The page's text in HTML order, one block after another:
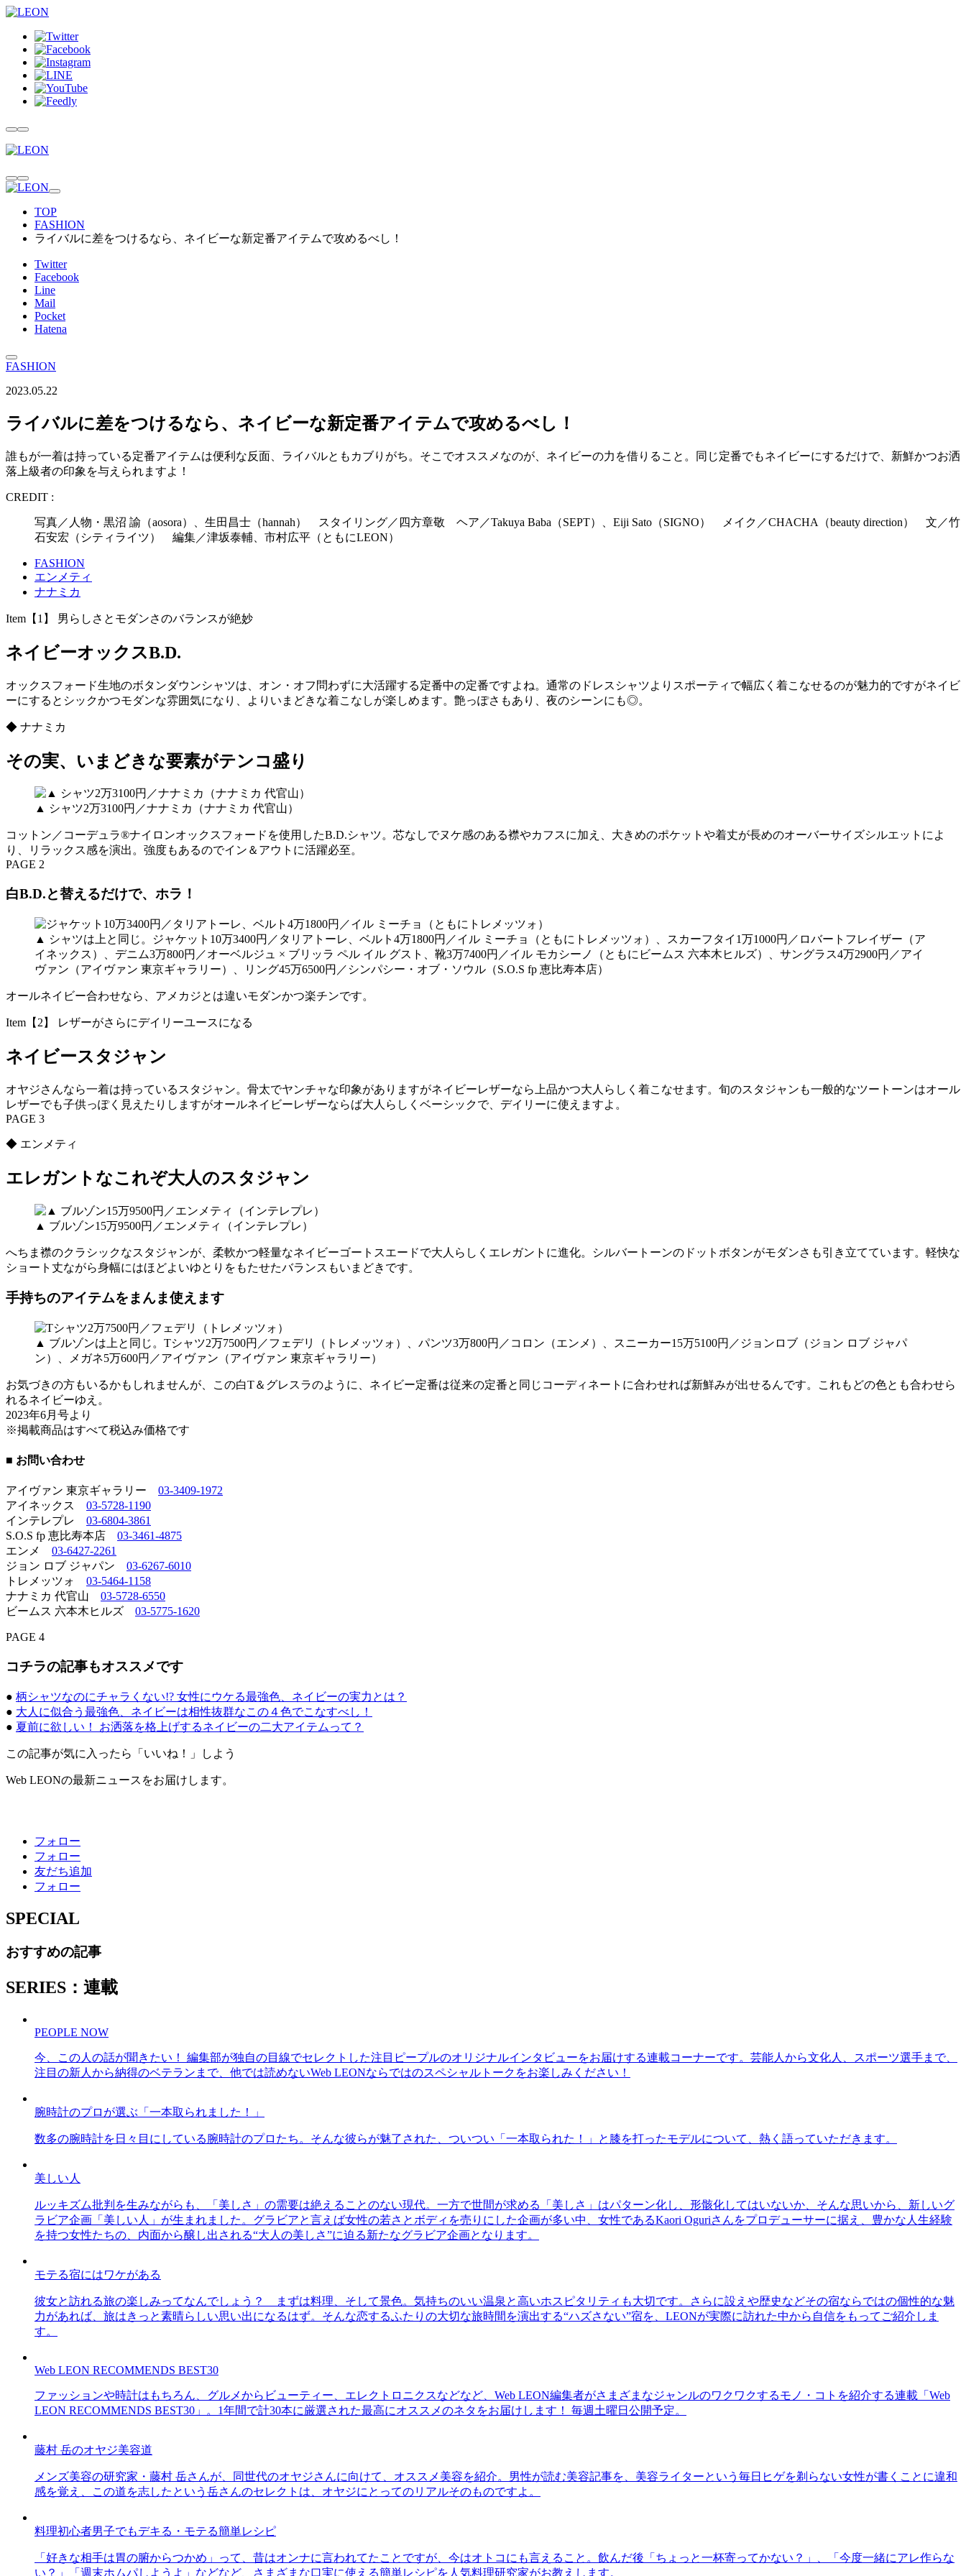
TOP
FASHION
ライバルに差をつけるなら、ネイビーな新定番アイテムで攻めるべし！
Twitter
Facebook
Line
Mail
Pocket
Hatena
FASHION
2023.05.22
ライバルに差をつけるなら、ネイビーな新定番アイテムで攻めるべし！
誰もが一着は持っている定番アイテムは便利な反面、ライバルともカブりがち。そこでオススメなのが、ネイビーの力を借りること。同じ定番でもネイビーにするだけで、新鮮かつお洒
落上級者の印象を与えられますよ！
CREDIT :
写真／人物・黒沼 諭（aosora）、生田昌士（hannah） スタイリング／四方章敬 ヘア／Takuya Baba（SEPT）、Eiji Sato（SIGNO） メイク／CHACHA（beauty direction） 文／竹
石安宏（シティライツ） 編集／津坂泰輔、市村広平（ともにLEON）
FASHION
エンメティ
ナナミカ
Item【1】 男らしさとモダンさのバランスが絶妙
ネイビーオックスB.D.
オックスフォード生地のボタンダウンシャツは、オン・オフ問わずに大活躍する定番中の定番ですよね。通常のドレスシャツよりスポーティで幅広く着こなせるのが魅力的ですがネイビ
ーにするとシックかつモダンな雰囲気になり、よりいまどきな着こなしが楽しめます。艶っぽさもあり、夜のシーンにも◎。
◆ ナナミカ
その実、いまどきな要素がテンコ盛り
▲ シャツ2万3100円／ナナミカ（ナナミカ 代官山）
コットン／コーデュラ®ナイロンオックスフォードを使用したB.D.シャツ。芯なしでヌケ感のある襟やカフスに加え、大きめのポケットや着丈が長めのオーバーサイズシルエットによ
り、リラックス感を演出。強度もあるのでイン＆アウトに活躍必至。
PAGE 2
白B.D.と替えるだけで、ホラ！
▲ シャツは上と同じ。ジャケット10万3400円／タリアトーレ、ベルト4万1800円／イル ミーチョ（ともにトレメッツォ）、スカーフタイ1万1000円／ロバートフレイザー（ア
イネックス）、デニム3万800円／オーベルジュ × ブリッラ ペル イル グスト、靴3万7400円／イル モカシーノ（ともにビームス 六本木ヒルズ）、サングラス4万2900円／アイ
ヴァン（アイヴァン 東京ギャラリー）、リング45万6500円／シンパシー・オブ・ソウル（S.O.S fp 恵比寿本店）
オールネイビー合わせなら、アメカジとは違いモダンかつ楽チンです。
Item【2】 レザーがさらにデイリーユースになる
ネイビースタジャン
オヤジさんなら一着は持っているスタジャン。骨太でヤンチャな印象がありますがネイビーレザーなら上品かつ大人らしく着こなせます。旬のスタジャンも一般的なツートーンはオール
レザーでも子供っぽく見えたりしますがオールネイビーレザーならば大人らしくベーシックで、デイリーに使えますよ。
PAGE 3
◆ エンメティ
エレガントなこれぞ大人のスタジャン
▲ ブルゾン15万9500円／エンメティ（インテレプレ）
へちま襟のクラシックなスタジャンが、柔軟かつ軽量なネイビーゴートスエードで大人らしくエレガントに進化。シルバートーンのドットボタンがモダンさも引き立てています。軽快な
ショート丈ながら身幅にはほどよいゆとりをもたせたバランスもいまどきです。
手持ちのアイテムをまんま使えます
▲ ブルゾンは上と同じ。Tシャツ2万7500円／フェデリ（トレメッツォ）、パンツ3万800円／コロン（エンメ）、スニーカー15万5100円／ジョンロブ（ジョン ロブ ジャパ
ン）、メガネ5万600円／アイヴァン（アイヴァン 東京ギャラリー）
お気づきの方もいるかもしれませんが、この白T＆グレスラのように、ネイビー定番は従来の定番と同じコーディネートに合わせれば新鮮みが出せるんです。これもどの色とも合わせら
れるネイビーゆえ。
2023年6月号より
※掲載商品はすべて税込み価格です
■ お問い合わせ
アイヴァン 東京ギャラリー 03-3409-1972
アイネックス 03-5728-1190
インテレプレ 03-6804-3861
S.O.S fp 恵比寿本店 03-3461-4875
エンメ 03-6427-2261
ジョン ロブ ジャパン 03-6267-6010
トレメッツォ 03-5464-1158
ナナミカ 代官山 03-5728-6550
ビームス 六本木ヒルズ 03-5775-1620
PAGE 4
コチラの記事もオススメです
● 柄シャツなのにチャラくない!? 女性にウケる最強色、ネイビーの実力とは？
● 大人に似合う最強色、ネイビーは相性抜群なこの４色でこなすべし！
● 夏前に欲しい！ お洒落を格上げするネイビーの二大アイテムって？
この記事が気に入ったら「いいね！」しよう
Web LEONの最新ニュースをお届けします。
フォロー
フォロー
友だち追加
フォロー
SPECIAL
おすすめの記事
SERIES：連載
PEOPLE NOW
今、この人の話が聞きたい！ 編集部が独自の目線でセレクトした注目ピープルのオリジナルインタビューをお届けする連載コーナーです。芸能人から文化人、スポーツ選手まで、
注目の新人から納得のベテランまで、他では読めないWeb LEONならではのスペシャルトークをお楽しみください！
腕時計のプロが選ぶ「一本取られました！」
数多の腕時計を日々目にしている腕時計のプロたち。そんな彼らが魅了された、ついつい「一本取られた！」と膝を打ったモデルについて、熱く語っていただきます。
美しい人
ルッキズム批判を生みながらも、「美しさ」の需要は絶えることのない現代。一方で世間が求める「美しさ」はパターン化し、形骸化してはいないか、そんな思いから、新しいグ
ラビア企画「美しい人」が生まれました。グラビアと言えば女性の若さとボディを売りにした企画が多い中、女性であるKaori Oguriさんをプロデューサーに据え、豊かな人生経験
を持つ女性たちの、内面から醸し出される“大人の美しさ”に迫る新たなグラビア企画となります。
モテる宿にはワケがある
彼女と訪れる旅の楽しみってなんでしょう？ まずは料理、そして景色。気持ちのいい温泉と高いホスピタリティも大切です。さらに設えや歴史などその宿ならではの個性的な魅
力があれば、旅はきっと素晴らしい思い出になるはず。そんな恋するふたりの大切な旅時間を演出する“ハズさない”宿を、LEONが実際に訪れた中から自信をもってご紹介しま
す。
Web LEON RECOMMENDS BEST30
ファッションや時計はもちろん、グルメからビューティー、エレクトロニクスなどなど、Web LEON編集者がさまざまなジャンルのワクワクするモノ・コトを紹介する連載「Web
LEON RECOMMENDS BEST30」。1年間で計30本に厳選された最高にオススメのネタをお届けします！ 毎週土曜日公開予定。
藤村 岳のオヤジ美容道
メンズ美容の研究家・藤村 岳さんが、同世代のオヤジさんに向けて、オススメ美容を紹介。男性が読む美容記事を、美容ライターという毎日ヒゲを剃らない女性が書くことに違和
感を覚え、この道を志したという岳さんのセレクトは、オヤジにとってのリアルそのものですよ。
料理初心者男子でもデキる・モテる簡単レシピ
「好きな相手は胃の腑からつかめ」って、昔はオンナに言われてたことですが、今はオトコにも言えること。飲んだ後「ちょっと一杯寄ってかない？」、「今度一緒にアレ作らな
い？」「週末ホムパしようよ」などなど、さまざまな口実に使える簡単レシピを人気料理研究家がお教えします。